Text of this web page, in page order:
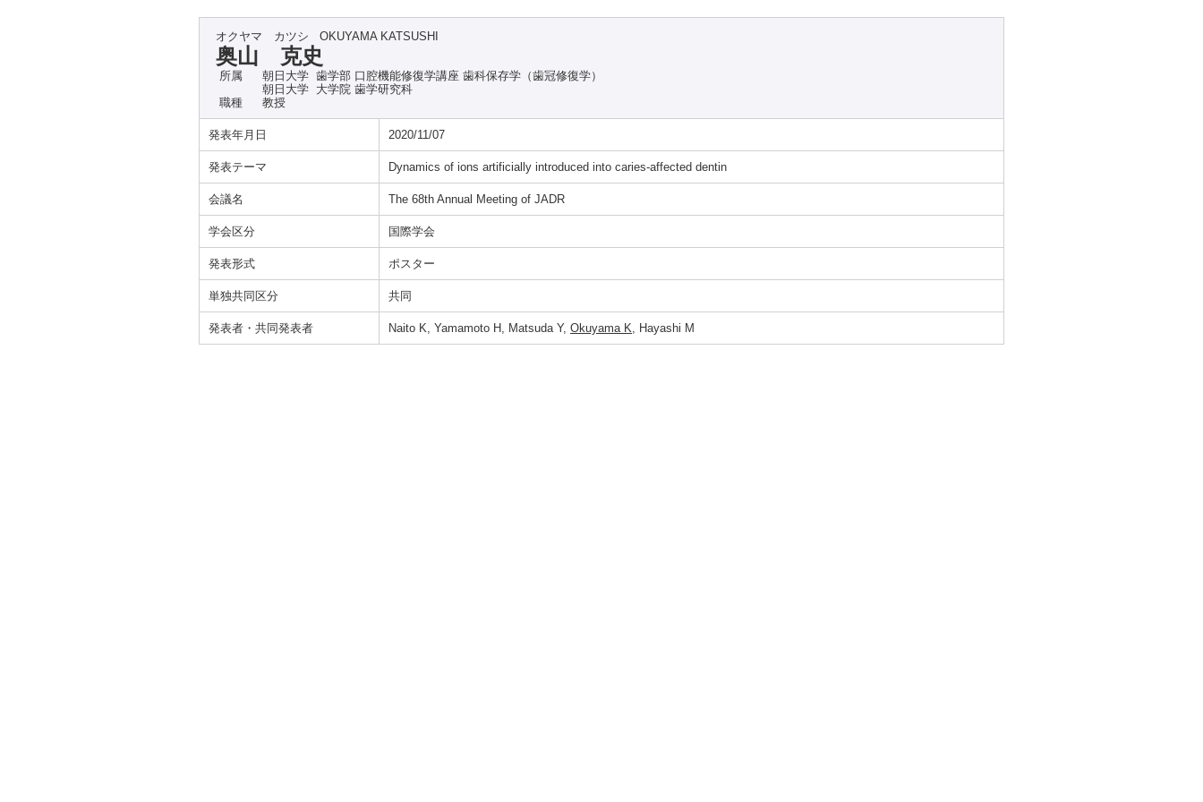
オクヤマ カツシ OKUYAMA KATSUSHI
奥山 克史
所属
朝日大学 歯学部 口腔機能修復学講座 歯科保存学（歯冠修復学）
朝日大学 大学院 歯学研究科
職種
教授
発表年月日 2020/11/07
発表テーマ Dynamics of ions artificially introduced into caries-affected dentin
会議名 The 68th Annual Meeting of JADR
学会区分 国際学会
発表形式 ポスター
単独共同区分 共同
発表者・共同発表者 Naito K, Yamamoto H, Matsuda Y, Okuyama K, Hayashi M